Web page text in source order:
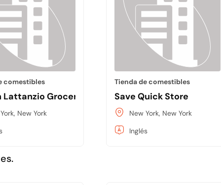
comestibles
Grocery
New York
Tienda de comestibles
Save Quick Store
New York, New York
Inglés